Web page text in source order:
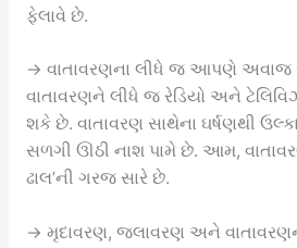
ફેલાવે છે.
→ વાતાવરણના લીધે જ આપણે અવાજ
વાતાવરણને લીધે જ રેડિયો અને
શકે છે. વાતાવરણ સાથેના ઘર્ષણથી
સળગી ઊઠી નાશ પામે છે. આમ,
ઢાલ’ની ગરજ સારે છે.
→ મૃદાવરણ, જલાવરણ અને